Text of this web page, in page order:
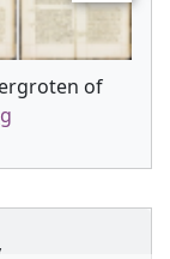
of